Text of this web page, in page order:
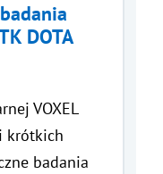
DOTA
VOXEL
krótkich
badania